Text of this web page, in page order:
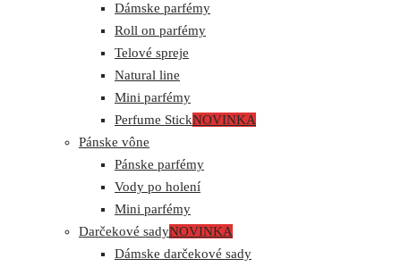
Dámske parfémy
Roll on parfémy
Telové spreje
Natural line
Mini parfémy
Perfume StickNOVINKA
Pánske vône
Pánske parfémy
Vody po holení
Mini parfémy
Darčekové sadyNOVINKA
Dámske darčekové sady